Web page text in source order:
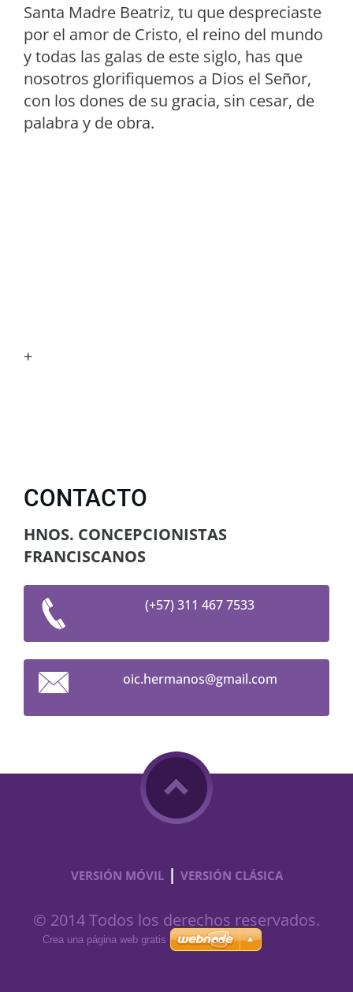
Santa Madre Beatriz, tu que despreciaste
por el amor de Cristo, el reino del mundo
y todas las galas de este siglo, has que
nosotros glorifiquemos a Dios el Señor,
con los dones de su gracia, sin cesar, de
palabra y de obra.
+
CONTACTO
HNOS. CONCEPCIONISTAS
FRANCISCANOS
(+57) 311 467 7533
oic.hermanos@gmail.com
VERSIÓN MÓVIL | VERSIÓN CLÁSICA
© 2014 Todos los derechos reservados.
Crea una página web gratis